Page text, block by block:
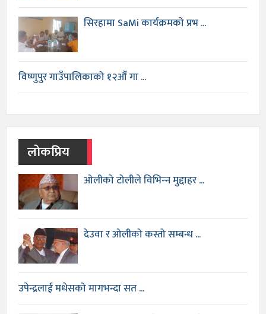
सिरहामा SaMi कार्यक्रमको प्रभ ...
विष्णुपुर गाउँपालिकाको १२औँ गा ...
लाेकप्रिय
ओलीको टोलीले विभिन्‍न मुद्दाहर ...
देउवा र ओलीको कस्तो सम्बन्ध ...
उपेन्द्रलाई मधेसको मागभन्दा सत ...